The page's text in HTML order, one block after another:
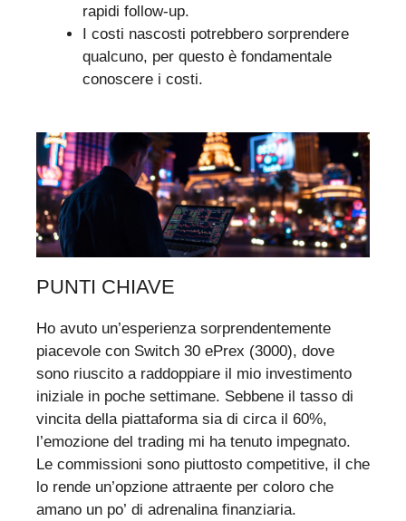
rapidi follow-up.
I costi nascosti potrebbero sorprendere
qualcuno, per questo è fondamentale
conoscere i costi.
PUNTI CHIAVE
Ho avuto un’esperienza sorprendentemente
piacevole con Switch 30 ePrex (3000), dove
sono riuscito a raddoppiare il mio investimento
iniziale in poche settimane. Sebbene il tasso di
vincita della piattaforma sia di circa il 60%,
l’emozione del trading mi ha tenuto impegnato.
Le commissioni sono piuttosto competitive, il che
lo rende un’opzione attraente per coloro che
amano un po’ di adrenalina finanziaria.